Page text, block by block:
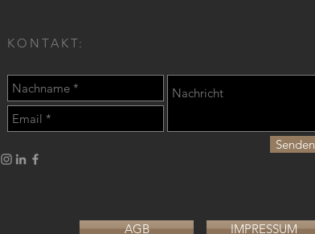
KONTAKT:
Senden
AGB IMPRESSUM